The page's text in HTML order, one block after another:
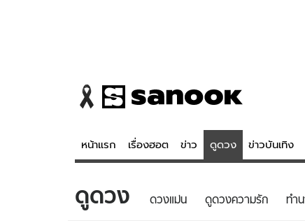
หน้าแรก เรื่องฮอต ข่าว ดูดวง ข่าวบันเทิง
ข่าว ดูดวง -
ดูดวง ดวงแม่น ดูดวงความรัก ทํา